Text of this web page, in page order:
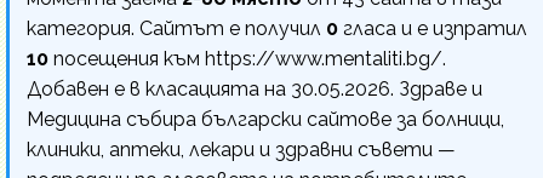
категория. Сайтът е получил 0 гласа и е изпратил
10 посещения към https://www.mentaliti.bg/.
Добавен е в класацията на 30.05.2026. Здраве и
Медицина събира български сайтове за болници,
клиники, аптеки, лекари и здравни съвети —